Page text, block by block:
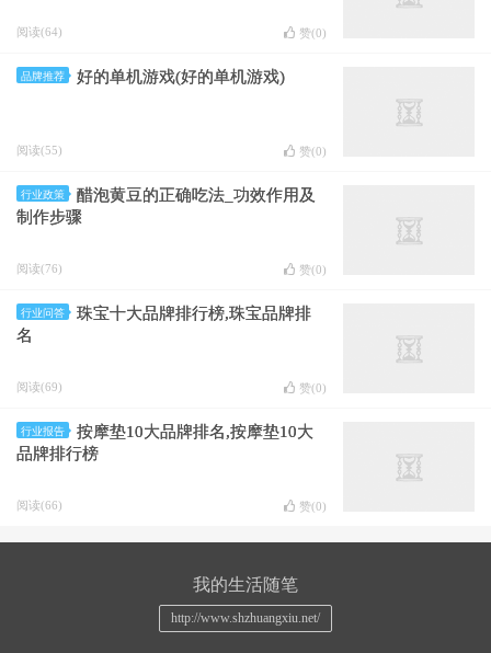
阅读(64) 赞(0)
品牌推荐 好的单机游戏(好的单机游戏)
阅读(55) 赞(0)
行业政策
醋泡黄豆的正确吃法_功效作用及
制作步骤
阅读(76) 赞(0)
行业问答
珠宝十大品牌排行榜,珠宝品牌排
名
阅读(69) 赞(0)
行业报告
按摩垫10大品牌排名,按摩垫10大
品牌排行榜
阅读(66) 赞(0)
我的生活随笔
http://www.shzhuangxiu.net/